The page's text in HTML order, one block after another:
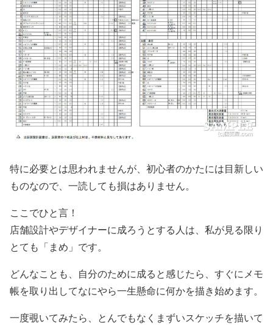
特に必要とは思われませんが、初心者のかたには目新しい
ものなので、一読しても損はありません。
ここでひと言！
店舗設計やデザイナーに成ろうとする人は、私が見る限り
とても「まめ」です。
どんなことも、自分のために成ると感じたら、すぐにメモ
帳を取り出してなにやら一生懸命に何かを描き始めます。
一度覗いてみたら、とんでもなくまずいスケッチを描いて